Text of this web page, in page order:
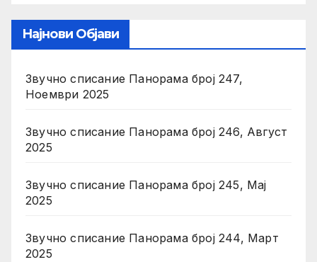
Најнови Објави
Звучно списание Панорама број 247,
Ноември 2025
Звучно списание Панорама број 246, Август
2025
Звучно списание Панорама број 245, Мај
2025
Звучно списание Панорама број 244, Март
2025